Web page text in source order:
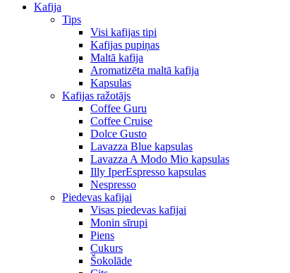
Kafija
Tips
Visi kafijas tipi
Kafijas pupiņas
Maltā kafija
Aromatizēta maltā kafija
Kapsulas
Kafijas ražotājs
Coffee Guru
Coffee Cruise
Dolce Gusto
Lavazza Blue kapsulas
Lavazza A Modo Mio kapsulas
Illy IperEspresso kapsulas
Nespresso
Piedevas kafijai
Visas piedevas kafijai
Monin sīrupi
Piens
Cukurs
Šokolāde